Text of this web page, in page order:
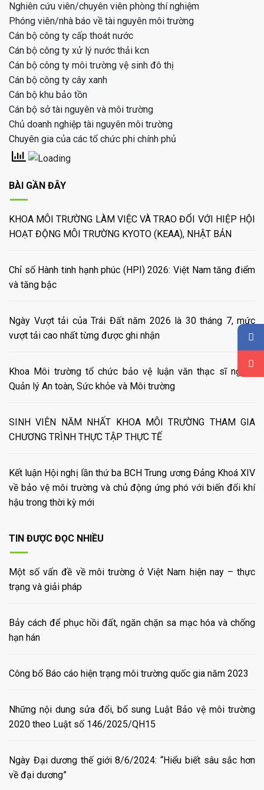
Nghiên cứu viên/chuyên viên phòng thí nghiệm
Phóng viên/nhà báo về tài nguyên môi trường
Cán bộ công ty cấp thoát nước
Cán bộ công ty xử lý nước thải kcn
Cán bộ công ty môi trường vệ sinh đô thị
Cán bộ công ty cây xanh
Cán bộ khu bảo tồn
Cán bộ sở tài nguyên và môi trường
Chủ doanh nghiệp tài nguyên môi trường
Chuyên gia của các tổ chức phi chính phủ
BÀI GẦN ĐÂY
KHOA MÔI TRƯỜNG LÀM VIỆC VÀ TRAO ĐỔI VỚI HIỆP HỘI
HOẠT ĐỘNG MÔI TRƯỜNG KYOTO (KEAA), NHẬT BẢN
Chỉ số Hành tinh hạnh phúc (HPI) 2026: Việt Nam tăng điểm
và tăng bậc
Ngày Vượt tải của Trái Đất năm 2026 là 30 tháng 7, mức
vượt tải cao nhất từng được ghi nhận
Khoa Môi trường tổ chức bảo vệ luận văn thạc sĩ ngành
Quản lý An toàn, Sức khỏe và Môi trường
SINH VIÊN NĂM NHẤT KHOA MÔI TRƯỜNG THAM GIA
CHƯƠNG TRÌNH THỰC TẬP THỰC TẾ
Kết luận Hội nghị lần thứ ba BCH Trung ương Đảng Khoá XIV
về bảo vệ môi trường và chủ động ứng phó với biến đổi khí
hậu trong thời kỳ mới
TIN ĐƯỢC ĐỌC NHIỀU
Một số vấn đề về môi trường ở Việt Nam hiện nay – thực
trạng và giải pháp
Bảy cách để phục hồi đất, ngăn chặn sa mạc hóa và chống
hạn hán
Công bố Báo cáo hiện trạng môi trường quốc gia năm 2023
Những nội dung sửa đổi, bổ sung Luật Bảo vệ môi trường
2020 theo Luật số 146/2025/QH15
Ngày Đại dương thế giới 8/6/2024: “Hiểu biết sâu sắc hơn
về đại dương”